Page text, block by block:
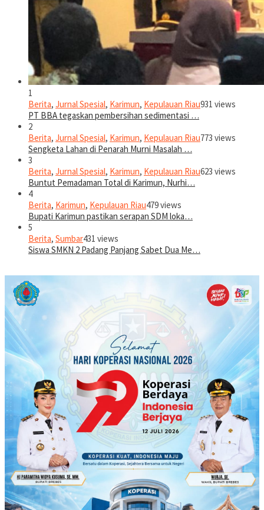
1
Berita, Jurnal Spesial, Karimun, Kepulauan Riau931 views
PT BBA tegaskan pembersihan sedimentasi …
2
Berita, Jurnal Spesial, Karimun, Kepulauan Riau773 views
Sengketa Lahan di Penarah Murni Masalah …
3
Berita, Jurnal Spesial, Karimun, Kepulauan Riau623 views
Buntut Pemadaman Total di Karimun, Nurhi…
4
Berita, Karimun, Kepulauan Riau479 views
Bupati Karimun pastikan serapan SDM loka…
5
Berita, Sumbar431 views
Siswa SMKN 2 Padang Panjang Sabet Dua Me…